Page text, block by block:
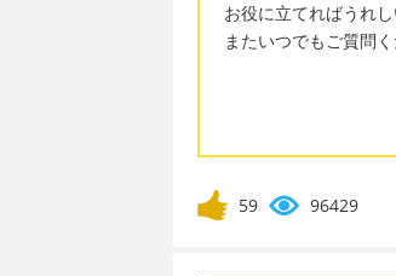
お役に立てればうれし
またいつでもご質問く
59 96429